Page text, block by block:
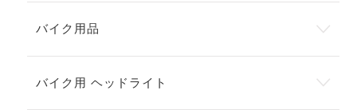
バイク用品
バイク用 ヘッドライト